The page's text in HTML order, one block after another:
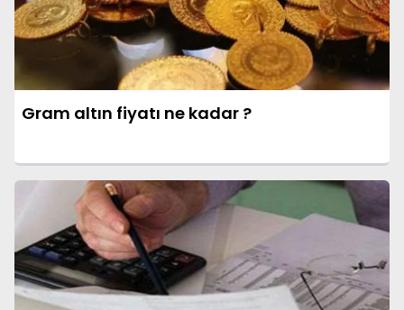
Gram altın fiyatı ne kadar ?